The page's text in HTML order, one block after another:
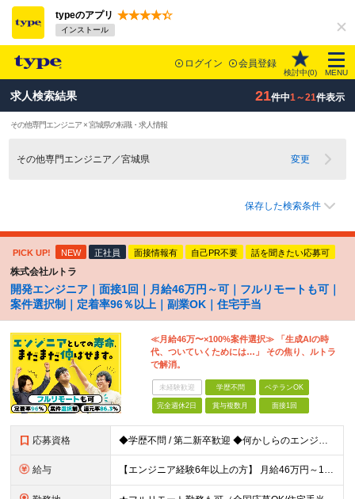
typeのアプリ
インストール
ログイン 会員登録
検討中(0) MENU
求人検索結果 21件中1～21件表示
その他専門エンジニア × 宮城県の転職・求人情報
その他専門エンジニア／宮城県 変更
保存した検索条件
PICK UP! NEW 正社員 面接情報有 自己PR不要 話を聞きたい応募可
株式会社ルトラ
開発エンジニア｜面接1回｜月給46万円～可｜フルリモートも可｜
案件選択制｜定着率96％以上｜副業OK｜住宅手当
≪月給46万〜×100%案件選択≫ 「生成AIの時
代、ついていくためには…」 その焦り、ルトラ
で解消。
未経験歓迎 学歴不問 ベテランOK
完全週休2日 賞与複数月 面接1回
応募資格 ◆学歴不問 / 第二新卒歓迎 ◆何かしらのエンジニア経験をお持ちの方 （言語・期間・フェーズ不問） 経験浅めの方も遠慮なくご応募ください！ ■入社前Q＆A ────── ◎実力に見合った報酬が手に
給与 【エンジニア経験6年以上の方】 月給46万円～100万円（固定残業代含む） ※上記月給には月30時間分の固定残業代（月8万7,400円～月19万円）を含む。超過分は全額支給。 【エンジニア経験4年以